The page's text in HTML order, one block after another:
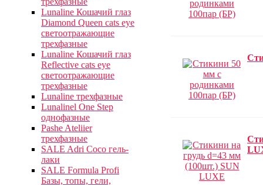
Lunaline Кошачий глаз
Diamond Queen cats eye
светоотражающие
трехфазные
Lunaline Кошачий глаз
Reflective cats eye
светоотражающие
трехфазные
Lunaline трехфазные
Lunalinel One Step
однофазные
Pashe Ateliier
трехфазные
SALE Adri Coco гель-
лаки
SALE Formula Profi
Базы, топы, гели,